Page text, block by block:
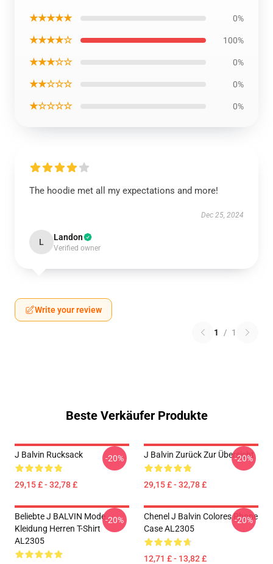
★★★★★ 0%
★★★★☆ 100%
★★★☆☆ 0%
★★☆☆☆ 0%
★☆☆☆☆ 0%
The hoodie met all my expectations and more!
Dec 25, 2024
L Landon
Verified owner
Write your review
1 / 1
Beste Verkäufer Produkte
J Balvin Rucksack
29,15 £ - 32,78 £
-20% J Balvin Zurück Zur Übersicht
29,15 £ - 32,78 £
-20%
Beliebte J BALVIN Mode
Kleidung Herren T-Shirt
AL2305
-20%
Chenel J Balvin Colores Phone
Case AL2305
12,71 £ - 13,82 £
-20%